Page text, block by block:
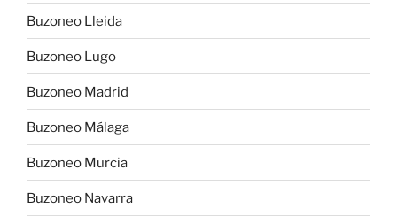
Buzoneo Lleida
Buzoneo Lugo
Buzoneo Madrid
Buzoneo Málaga
Buzoneo Murcia
Buzoneo Navarra